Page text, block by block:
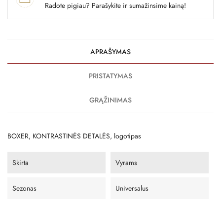
Radote pigiau? Parašykite ir sumažinsime kainą!
APRAŠYMAS
PRISTATYMAS
GRĄŽINIMAS
BOXER, KONTRASTINĖS DETALĖS, logotipas
Skirta Vyrams
Sezonas Universalus